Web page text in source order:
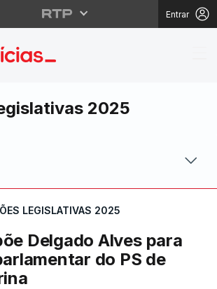
Entrar
2025
LEGISLATIVAS 2025
Delgado Alves para
do PS de